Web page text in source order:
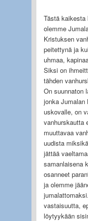
Tästä kaikesta
olemme
Kristuksen
peitettynä ja
uhmaa,
Siksi on
tähden
On suunnaton
jonka Jumalan
uskovalle, on
vanhurskautta
muuttavaa
uudista
jättää
samanlaisena
osanneet
ja olemme
vastaisuutta,
löytyykään